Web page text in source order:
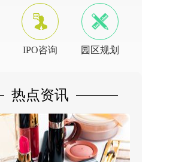
IPO咨询 园区规划
热点资讯